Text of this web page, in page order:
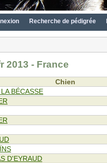
Recherche de pédigrée
2013 - France
Chien
BÉCASSE
D'EYRAUD